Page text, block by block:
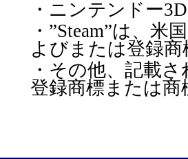
・ニンテンドー
・”Steam”は、
よびまたは登録商
・その他、記載
登録商標または商